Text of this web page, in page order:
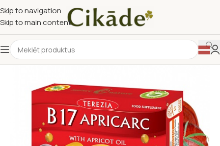
Skip to navigation
Skip to main content